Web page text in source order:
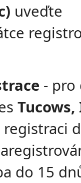
uveďte
- pro
Tucows,
do 15